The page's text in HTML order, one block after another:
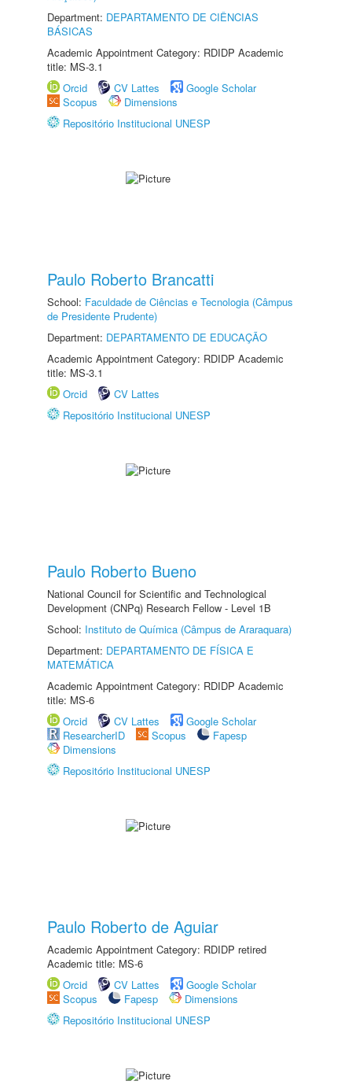
Department: DEPARTAMENTO DE CIÊNCIAS
BÁSICAS
Academic Appointment Category: RDIDP Academic
title: MS-3.1
Orcid
CV Lattes
Google Scholar
Scopus
Dimensions
Repositório Institucional UNESP
Paulo Roberto Brancatti
School: Faculdade de Ciências e Tecnologia (Câmpus
de Presidente Prudente)
Department: DEPARTAMENTO DE EDUCAÇÃO
Academic Appointment Category: RDIDP Academic
title: MS-3.1
Orcid
CV Lattes
Repositório Institucional UNESP
Paulo Roberto Bueno
National Council for Scientific and Technological
Development (CNPq) Research Fellow - Level 1B
School: Instituto de Química (Câmpus de Araraquara)
Department: DEPARTAMENTO DE FÍSICA E
MATEMÁTICA
Academic Appointment Category: RDIDP Academic
title: MS-6
Orcid
CV Lattes
Google Scholar
ResearcherID
Scopus
Fapesp
Dimensions
Repositório Institucional UNESP
Paulo Roberto de Aguiar
Academic Appointment Category: RDIDP retired
Academic title: MS-6
Orcid
CV Lattes
Google Scholar
Scopus
Fapesp
Dimensions
Repositório Institucional UNESP